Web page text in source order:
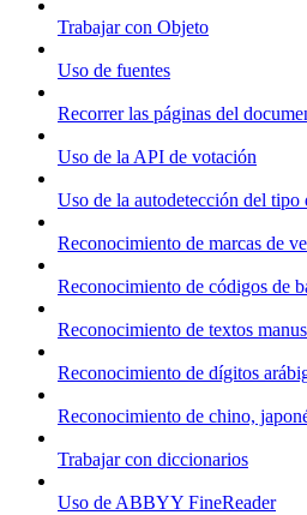
Trabajar con Objeto
Uso de fuentes
Recorrer las páginas del
Uso de la API de votación
Uso de la autodetección del tipo
Reconocimiento de marcas de
Reconocimiento de códigos de
Reconocimiento de textos
Reconocimiento de dígitos
Reconocimiento de chino,
Trabajar con diccionarios
Uso de ABBYY FineReader